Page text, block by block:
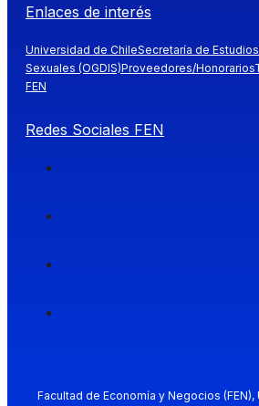
Enlaces de interés
Universidad de ChileSecretaría de Estudios
Sexuales (OGDIS)Proveedores/Honorarios
FEN
Redes Sociales FEN
Facultad de Economía y Negocios